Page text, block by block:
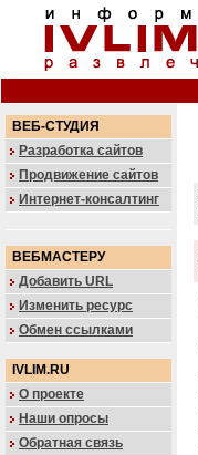
ВЕБ-СТУДИЯ
Разработка сайтов
Продвижение сайтов
Интернет-консалтинг
ВЕБМАСТЕРУ
Добавить URL
Изменить ресурс
Обмен ссылками
IVLIM.RU
О проекте
Наши опросы
Обратная связь